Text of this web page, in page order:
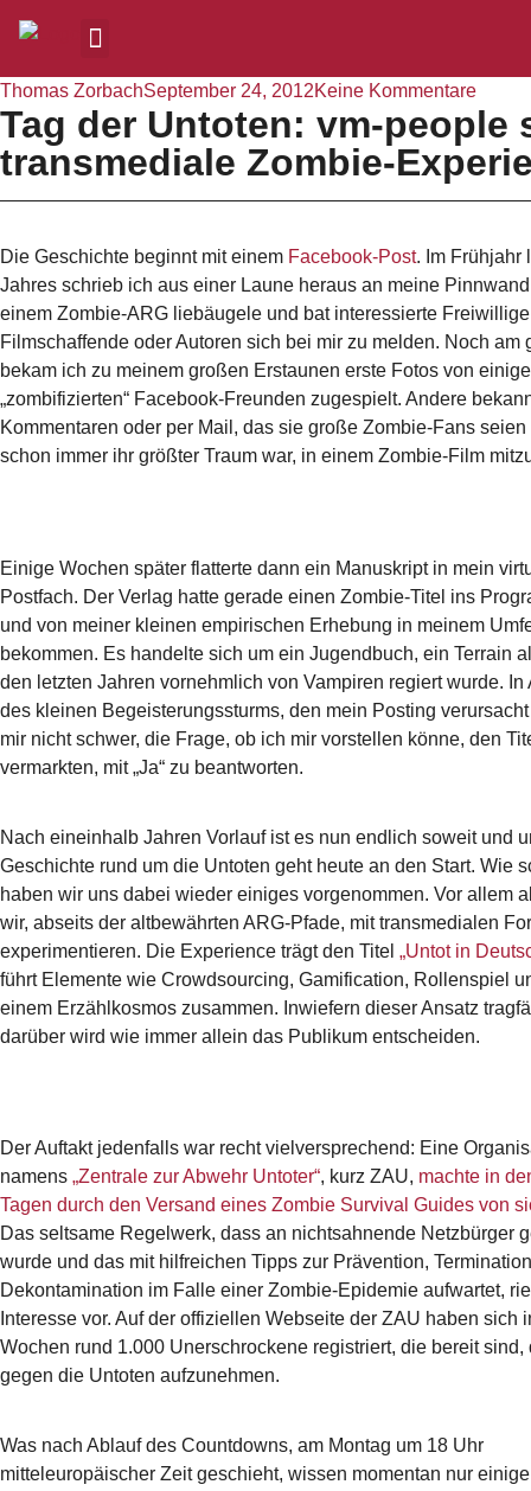
Thomas ZorbachSeptember 24, 2012Keine Kommentare
Tag der Untoten: vm-people
transmediale Zombie-
Die Geschichte beginnt mit einem Facebook-Post. Im Frühjahr
Jahres schrieb ich aus einer Laune heraus an meine
einem Zombie-ARG liebäugele und bat interessierte
Filmschaffende oder Autoren sich bei mir zu melden. Noch am
bekam ich zu meinem großen Erstaunen erste Fotos von
„zombifizierten“ Facebook-Freunden zugespielt. Andere
Kommentaren oder per Mail, das sie große Zombie-Fans
schon immer ihr größter Traum war, in einem Zombie-Film
Einige Wochen später flatterte dann ein Manuskript in mein
Postfach. Der Verlag hatte gerade einen Zombie-Titel ins
und von meiner kleinen empirischen Erhebung in meinem
bekommen. Es handelte sich um ein Jugendbuch, ein Terrain
den letzten Jahren vornehmlich von Vampiren regiert wurde. In
des kleinen Begeisterungssturms, den mein Posting
mir nicht schwer, die Frage, ob ich mir vorstellen könne, den
vermarkten, mit „Ja“ zu beantworten.
Nach eineinhalb Jahren Vorlauf ist es nun endlich soweit und
Geschichte rund um die Untoten geht heute an den Start. Wie
haben wir uns dabei wieder einiges vorgenommen. Vor allem
wir, abseits der altbewährten ARG-Pfade, mit transmedialen
experimentieren. Die Experience trägt den Titel „Untot in
führt Elemente wie Crowdsourcing, Gamification, Rollenspiel
einem Erzählkosmos zusammen. Inwiefern dieser Ansatz
darüber wird wie immer allein das Publikum entscheiden.
Der Auftakt jedenfalls war recht vielversprechend: Eine
namens „Zentrale zur Abwehr Untoter“, kurz ZAU, machte in
Tagen durch den Versand eines Zombie Survival Guides von
Das seltsame Regelwerk, dass an nichtsahnende Netzbürger
wurde und das mit hilfreichen Tipps zur Prävention,
Dekontamination im Falle einer Zombie-Epidemie aufwartet,
Interesse vor. Auf der offiziellen Webseite der ZAU haben sich
Wochen rund 1.000 Unerschrockene registriert, die bereit sind,
gegen die Untoten aufzunehmen.
Was nach Ablauf des Countdowns, am Montag um 18 Uhr
mitteleuropäischer Zeit geschieht, wissen momentan nur